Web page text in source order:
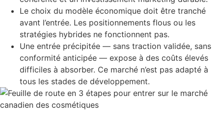
Le choix du modèle économique doit être tranché
avant l’entrée. Les positionnements flous ou les
stratégies hybrides ne fonctionnent pas.
Une entrée précipitée — sans traction validée, sans
conformité anticipée — expose à des coûts élevés
difficiles à absorber. Ce marché n’est pas adapté à
tous les stades de développement.